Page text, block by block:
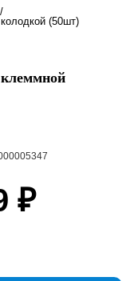
(50шт)
₽